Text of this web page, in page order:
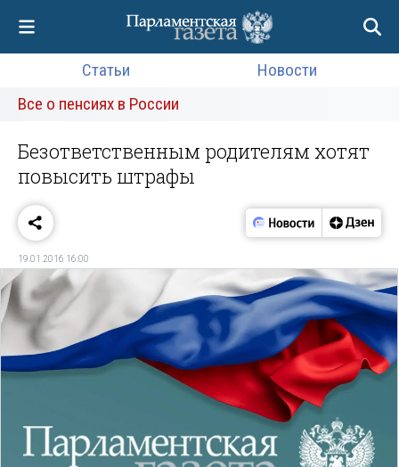
Статьи
Новости
Все о пенсиях в России
Безответственным родителям хотят
повысить штрафы
19.01.2016 16:00